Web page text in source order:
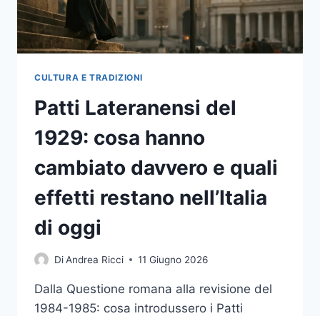
INTERSTELLARE
CULTURA E TRADIZIONI
Patti Lateranensi del
1929: cosa hanno
cambiato davvero e quali
effetti restano nell’Italia
di oggi
DiAndrea Ricci 11 Giugno 2026
Dalla Questione romana alla revisione del
1984-1985: cosa introdussero i Patti